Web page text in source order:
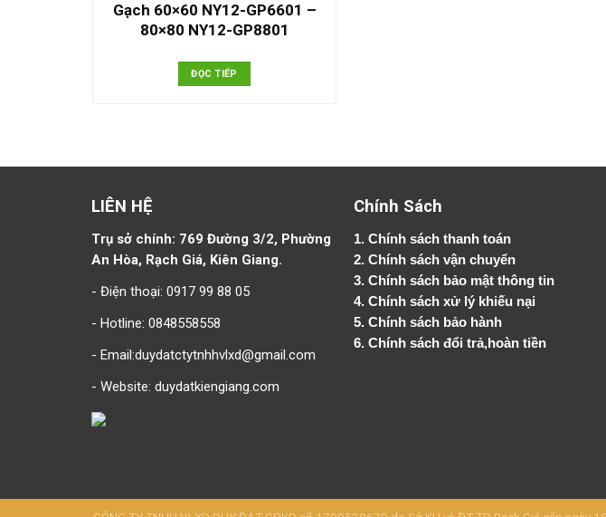
Gạch 60×60 NY12-GP6601 –
80×80 NY12-GP8801
ĐỌC TIẾP
LIÊN HỆ
Trụ sở chính: 769 Đường 3/2, Phường
An Hòa, Rạch Giá, Kiên Giang.
- Điện thoại: 0917 99 88 05
- Hotline: 0848558558
- Email:duydatctytnhhvlxd@gmail.com
- Website: duydatkiengiang.com
Chính Sách
1.Chính sách thanh toán
2.Chính sách vận chuyển
3. Chính sách bảo mật thông tin
4.Chính sách xử lý khiếu nại
5.Chính sách bảo hành
6.Chính sách đổi trả,hoàn tiền